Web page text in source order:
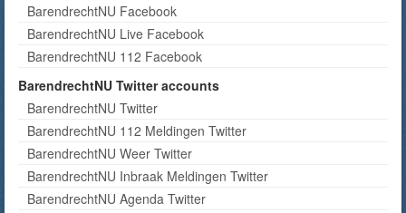
BarendrechtNU Facebook
BarendrechtNU Live Facebook
BarendrechtNU 112 Facebook
BarendrechtNU Twitter accounts
BarendrechtNU Twitter
BarendrechtNU 112 Meldingen Twitter
BarendrechtNU Weer Twitter
BarendrechtNU Inbraak Meldingen Twitter
BarendrechtNU Agenda Twitter